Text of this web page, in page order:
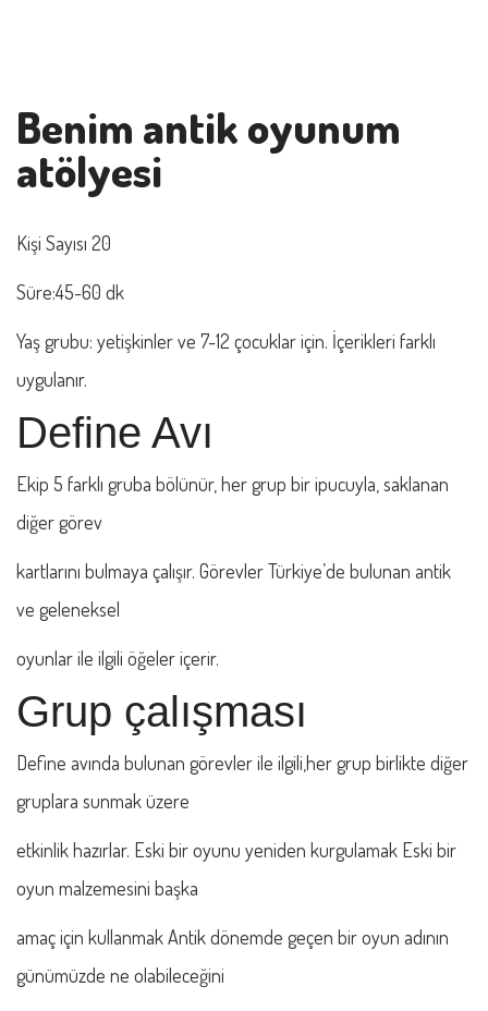
Benim antik oyunum
atölyesi
Kişi Sayısı 20
Süre:45-60 dk
Yaş grubu: yetişkinler ve 7-12 çocuklar için. İçerikleri farklı
uygulanır.
Define Avı
Ekip 5 farklı gruba bölünür, her grup bir ipucuyla, saklanan
diğer görev
kartlarını bulmaya çalışır. Görevler Türkiye’de bulunan antik
ve geleneksel
oyunlar ile ilgili öğeler içerir.
Grup çalışması
Define avında bulunan görevler ile ilgili,her grup birlikte diğer
gruplara sunmak üzere
etkinlik hazırlar. Eski bir oyunu yeniden kurgulamak Eski bir
oyun malzemesini başka
amaç için kullanmak Antik dönemde geçen bir oyun adının
günümüzde ne olabileceğini